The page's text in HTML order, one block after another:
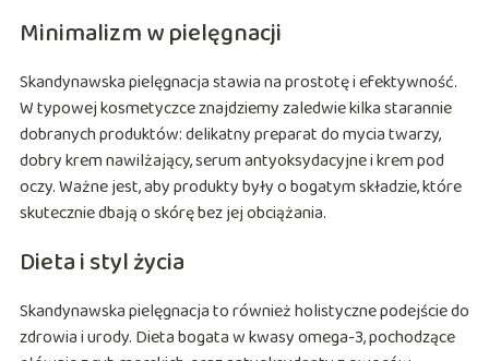
Minimalizm w pielęgnacji
Skandynawska pielęgnacja stawia na prostotę i efektywność.
W typowej kosmetyczce znajdziemy zaledwie kilka starannie
dobranych produktów: delikatny preparat do mycia twarzy,
dobry krem nawilżający, serum antyoksydacyjne i krem pod
oczy. Ważne jest, aby produkty były o bogatym składzie, które
skutecznie dbają o skórę bez jej obciążania.
Dieta i styl życia
Skandynawska pielęgnacja to również holistyczne podejście do
zdrowia i urody. Dieta bogata w kwasy omega-3, pochodzące